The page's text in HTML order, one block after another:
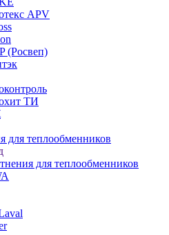
APV
(Росвеп)
ТИ
для теплообменников
для теплообменников